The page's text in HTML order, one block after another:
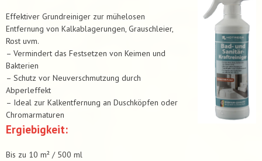
Effektiver Grundreiniger zur mühelosen
Entfernung von Kalkablagerungen, Grauschleier,
Rost uvm.
– Vermindert das Festsetzen von Keimen und
Bakterien
– Schutz vor Neuverschmutzung durch
Abperleffekt
– Ideal zur Kalkentfernung an Duschköpfen oder
Chromarmaturen
Ergiebigkeit:
Bis zu 10 m² / 500 ml